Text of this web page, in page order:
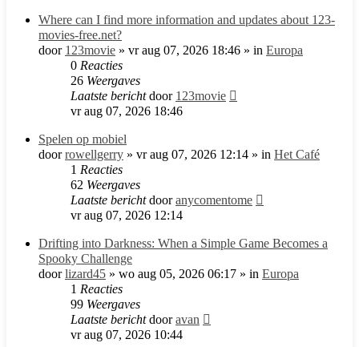
Where can I find more information and updates about 123-
movies-free.net?
door 123movie » vr aug 07, 2026 18:46 » in Europa
0 Reacties
26 Weergaves
Laatste berichtdoor 123movie
vr aug 07, 2026 18:46
Spelen op mobiel
doorrowellgerry » vr aug 07, 2026 12:14 » in Het Café
1 Reacties
62 Weergaves
Laatste berichtdooranycomentome
vr aug 07, 2026 12:14
Drifting into Darkness: When a Simple Game Becomes a
Spooky Challenge
doorlizard45 » wo aug 05, 2026 06:17 » in Europa
1 Reacties
99 Weergaves
Laatste berichtdooravan
vr aug 07, 2026 10:44